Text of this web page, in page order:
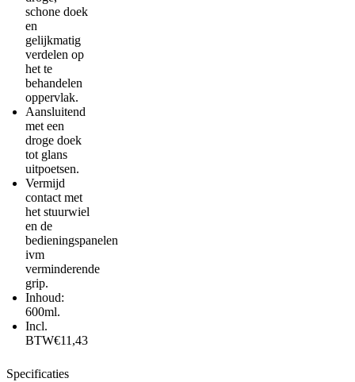
schone doek
en
gelijkmatig
verdelen op
het te
behandelen
oppervlak.
Aansluitend
met een
droge doek
tot glans
uitpoetsen.
Vermijd
contact met
het stuurwiel
en de
bedieningspanelen
ivm
verminderende
grip.
Inhoud:
600ml.
Incl.
BTW€11,43
Specificaties